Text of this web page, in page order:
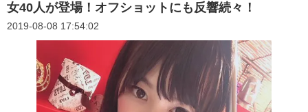
女40人が登場！オフショットにも反響続々！
2019-08-08 17:54:02